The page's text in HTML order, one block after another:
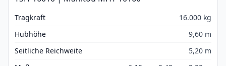
Tragkraft
16.000 kg
Hubhöhe
9,60 m
Seitliche Reichweite
5,20 m